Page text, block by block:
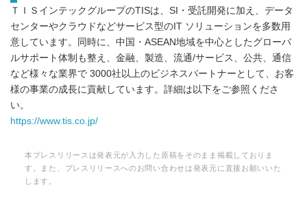
ＴＩＳインテックグループのTISは、SI・受託開発に加え、データ
センターやクラウドなどサービス型のIT ソリューションを多数用
意しています。同時に、中国・ASEAN地域を中心としたグローバ
ルサポート体制も整え、金融、製造、流通/サービス、公共、通信
など様々な業界で 3000社以上のビジネスパートナーとして、お客
様の事業の成長に貢献しています。詳細は以下をご参照くださ
い。
https://www.tis.co.jp/
本プレスリリースは発表元が入力した原稿をそのまま掲載しておりま
す。また、プレスリリースへのお問い合わせは発表元に直接お願いいた
します。